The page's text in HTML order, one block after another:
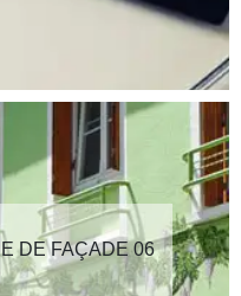
DE FAÇADE 06